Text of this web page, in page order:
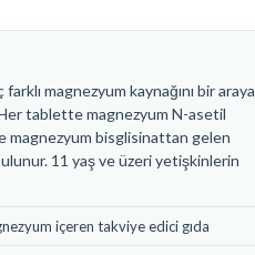
magnezyum kaynağını bir araya
tablette magnezyum N-asetil
magnezyum bisglisinattan gelen
11 yaş ve üzeri yetişkinlerin
içeren takviye edici gıda